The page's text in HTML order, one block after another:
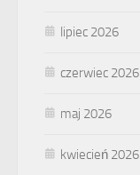
lipiec 2026
czerwiec 2026
maj 2026
kwiecień 2026